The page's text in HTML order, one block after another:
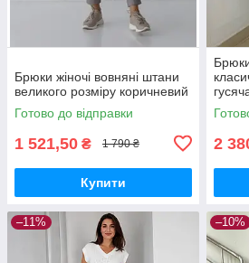
Брюки жіночі вовняні штани
великого розміру коричневий
Готово до відправки
1 521,50 ₴ 1 790 ₴
Купити
2
–11% –10%